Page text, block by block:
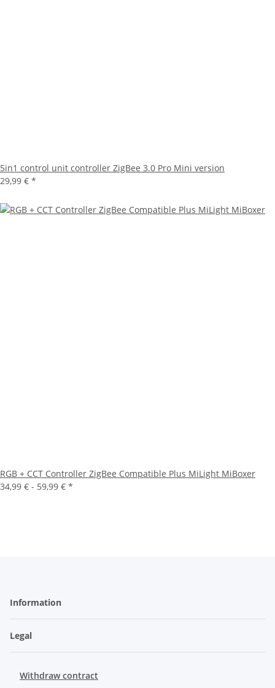
5in1 control unit controller ZigBee 3.0 Pro Mini version
29,99 € *
RGB + CCT Controller ZigBee Compatible Plus MiLight MiBoxer
34,99 € - 59,99 € *
Information
Legal
Withdraw contract